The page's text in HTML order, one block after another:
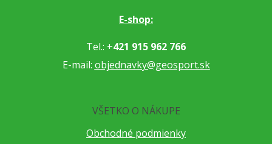
E-shop:
Tel.: +421 915 962 766
E-mail: objednavky@geosport.sk
VŠETKO O NÁKUPE
Obchodné podmienky